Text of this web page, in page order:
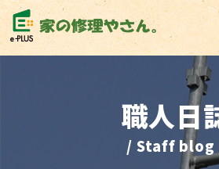
職人日
/ Staff blog